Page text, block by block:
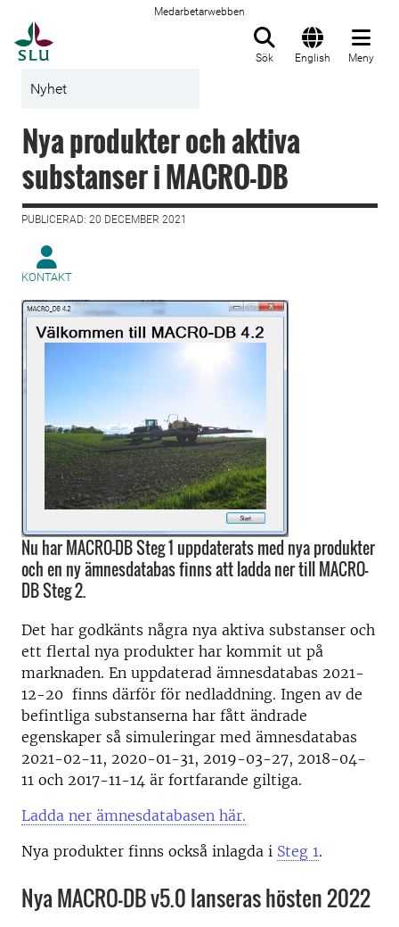
Medarbetarwebben
Sök English Meny
Nyhet
Nya produkter och aktiva
substanser i MACRO-DB
PUBLICERAD: 20 DECEMBER 2021
KONTAKT
Nu har MACRO-DB Steg 1 uppdaterats med nya produkter
och en ny ämnesdatabas finns att ladda ner till MACRO-
DB Steg 2.
Det har godkänts några nya aktiva substanser och
ett flertal nya produkter har kommit ut på
marknaden. En uppdaterad ämnesdatabas 2021-
12-20 finns därför för nedladdning. Ingen av de
befintliga substanserna har fått ändrade
egenskaper så simuleringar med ämnesdatabas
2021-02-11, 2020-01-31, 2019-03-27, 2018-04-
11 och 2017-11-14 är fortfarande giltiga.
Ladda ner ämnesdatabasen här.
Nya produkter finns också inlagda i Steg 1.
Nya MACRO-DB v5.0 lanseras hösten 2022